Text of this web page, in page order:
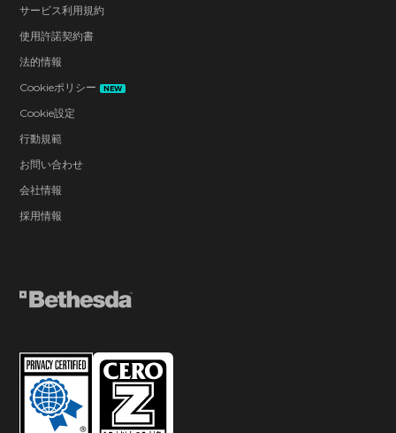
サービス利用規約
使用許諾契約書
法的情報
Cookieポリシー
NEW
Cookie設定
行動規範
お問い合わせ
会社情報
採用情報